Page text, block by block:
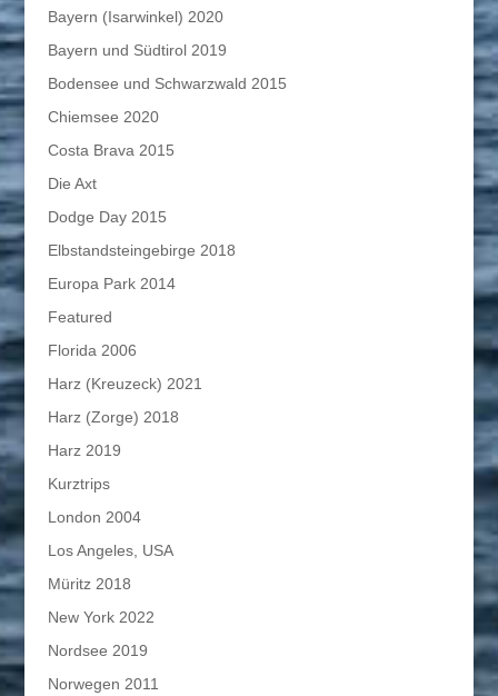
Bayern (Isarwinkel) 2020
Bayern und Südtirol 2019
Bodensee und Schwarzwald 2015
Chiemsee 2020
Costa Brava 2015
Die Axt
Dodge Day 2015
Elbstandsteingebirge 2018
Europa Park 2014
Featured
Florida 2006
Harz (Kreuzeck) 2021
Harz (Zorge) 2018
Harz 2019
Kurztrips
London 2004
Los Angeles, USA
Müritz 2018
New York 2022
Nordsee 2019
Norwegen 2011